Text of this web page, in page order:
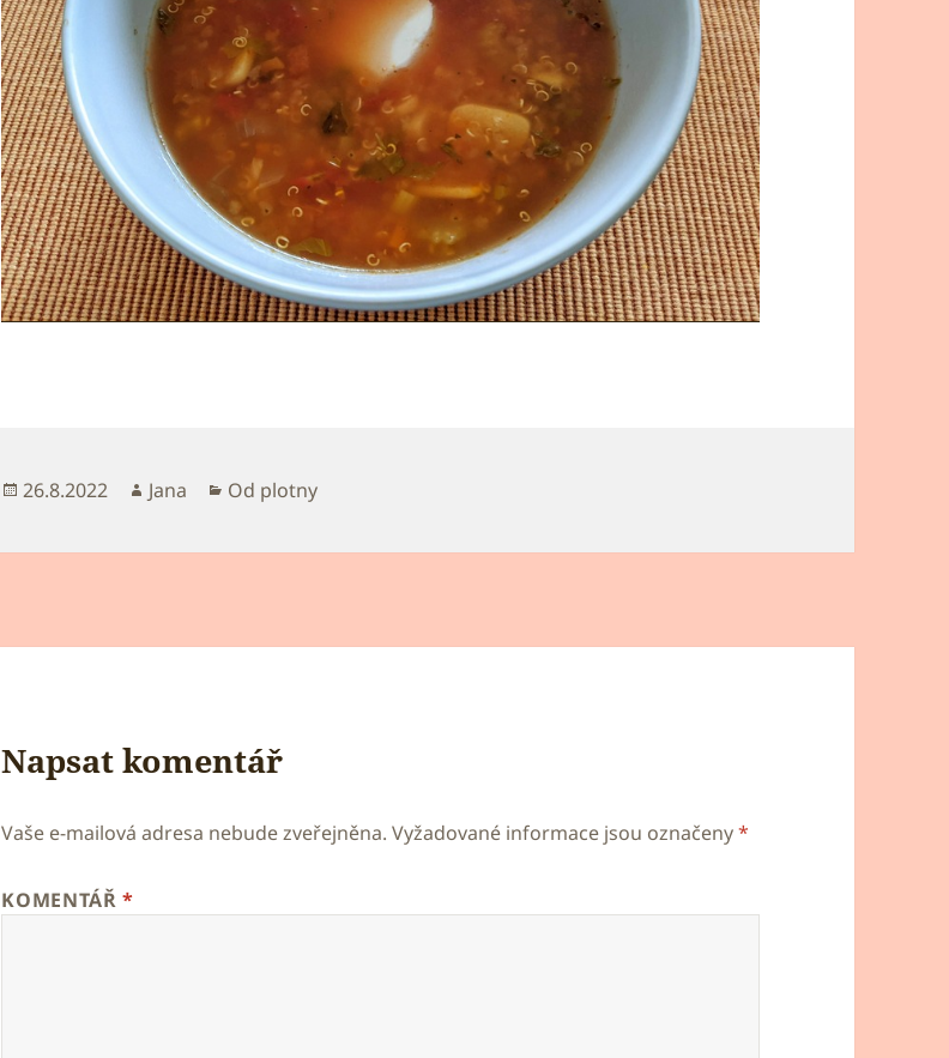
Publikováno:
26.8.2022 Autor:
Jana Rubriky:
Od plotny
Napsat komentář
Vaše e-mailová adresa nebude zveřejněna. Vyžadované informace jsou označeny*
KOMENTÁŘ*